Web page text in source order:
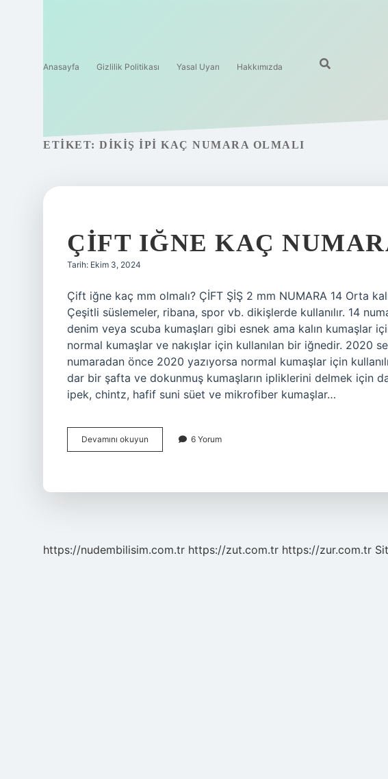
Anasayfa Gizlilik Politikası Yasal Uyarı Hakkımızda
ETIKET: DIKIŞ IPI KAÇ NUMARA OLMALI
ÇIFT IĞNE KAÇ
Tarih: Ekim 3, 2024
Çift iğne kaç mm olmalı? ÇİFT ŞİŞ 2 mm NUMARA 14 Orta
Çeşitli süslemeler, ribana, spor vb. dikişlerde kullanılır. 14
denim veya scuba kumaşları gibi esnek ama kalın kumaşlar
normal kumaşlar ve nakışlar için kullanılan bir iğnedir. 2020
numaradan önce 2020 yazıyorsa normal kumaşlar için
dar bir şafta ve dokunmuş kumaşların ipliklerini delmek için
ipek, chintz, hafif suni süet ve mikrofiber kumaşlar…
Devamını okuyun
Iğne
6 Yorum
https://nudembilisim.com.tr https://zut.com.tr https://zur.com.tr